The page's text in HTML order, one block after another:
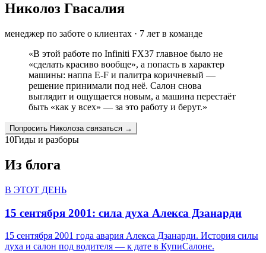
Николоз Гвасалия
менеджер по заботе о клиентах · 7 лет в команде
«В этой работе по Infiniti FX37 главное было не
«сделать красиво вообще», а попасть в характер
машины: наппа E-F и палитра коричневый —
решение принимали под неё. Салон снова
выглядит и ощущается новым, а машина перестаёт
быть «как у всех» — за это работу и берут.»
Попросить Николозасвязаться →
10Гиды и разборы
Из блога
В ЭТОТ ДЕНЬ
15 сентября 2001: сила духа Алекса Дзанарди
15 сентября 2001 года авария Алекса Дзанарди. История силы
духа и салон под водителя — к дате в КупиСалоне.